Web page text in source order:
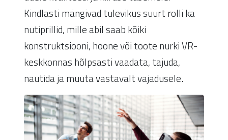
Kindlasti mängivad tulevikus suurt rolli ka
nutiprillid, mille abil saab kõiki
konstruktsiooni, hoone või toote nurki VR-
keskkonnas hõlpsasti vaadata, tajuda,
nautida ja muuta vastavalt vajadusele.